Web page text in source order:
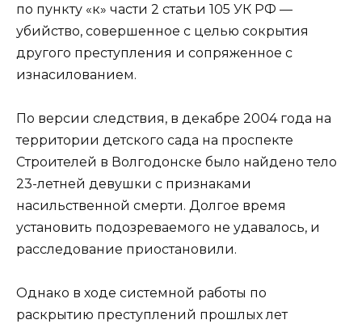
по пункту «к» части 2 статьи 105 УК РФ —
убийство, совершенное с целью сокрытия
другого преступления и сопряженное с
изнасилованием.
По версии следствия, в декабре 2004 года на
территории детского сада на проспекте
Строителей в Волгодонске было найдено тело
23-летней девушки с признаками
насильственной смерти. Долгое время
установить подозреваемого не удавалось, и
расследование приостановили.
Однако в ходе системной работы по
раскрытию преступлений прошлых лет